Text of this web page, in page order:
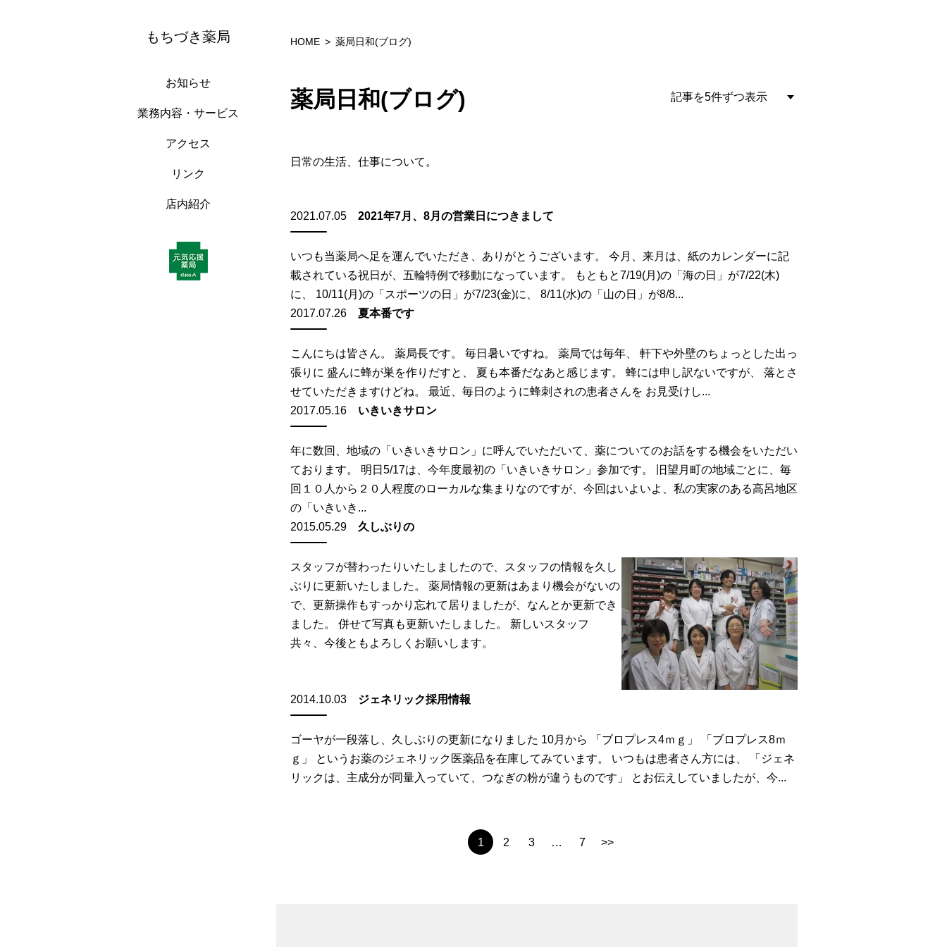
もちづき薬局
お知らせ
業務内容・サービス
アクセス
リンク
店内紹介
HOME 薬局日和(ブログ)
薬局日和(ブログ)
日常の生活、仕事について。
2021.07.05 2021年7月、8月の営業日につきまして
いつも当薬局へ足を運んでいただき、ありがとうございます。 今月、来月は、紙のカレンダーに記
載されている祝日が、五輪特例で移動になっています。 もともと7/19(月)の「海の日」が7/22(木)
に、 10/11(月)の「スポーツの日」が7/23(金)に、 8/11(水)の「山の日」が8/8...
2017.07.26
夏本番です
こんにちは皆さん。 薬局長です。 毎日暑いですね。 薬局では毎年、 軒下や外壁のちょっとした出っ
張りに 盛んに蜂が巣を作りだすと、 夏も本番だなあと感じます。 蜂には申し訳ないですが、 落とさ
せていただきますけどね。 最近、毎日のように蜂刺されの患者さんを お見受けし...
2017.05.16
いきいきサロン
年に数回、地域の「いきいきサロン」に呼んでいただいて、薬についてのお話をする機会をいただい
ております。 明日5/17は、今年度最初の「いきいきサロン」参加です。 旧望月町の地域ごとに、毎
回１０人から２０人程度のローカルな集まりなのですが、今回はいよいよ、私の実家のある高呂地区
の「いきいき...
2015.05.29
久しぶりの
スタッフが替わったりいたしましたので、スタッフの情報を久し
ぶりに更新いたしました。 薬局情報の更新はあまり機会がないの
で、更新操作もすっかり忘れて居りましたが、なんとか更新でき
ました。 併せて写真も更新いたしました。 新しいスタッフ
共々、今後ともよろしくお願いします。
2014.10.03 ジェネリック採用情報
ゴーヤが一段落し、久しぶりの更新になりました 10月から 「ブロプレス4ｍｇ」 「ブロプレス8ｍ
ｇ」 というお薬のジェネリック医薬品を在庫してみています。 いつもは患者さん方には、 「ジェネ
リックは、主成分が同量入っていて、つなぎの粉が違うものです」 とお伝えしていましたが、今...
1 2 3 … 7 >>